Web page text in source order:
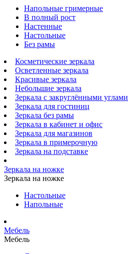
Напольные гримерные
В полный рост
Настенные
Настольные
Без рамы
Косметические зеркала
Осветленные зеркала
Красивые зеркала
Небольшие зеркала
Зеркала с закруглёнными углами
Зеркала для гостиниц
Зеркала без рамы
Зеркала в кабинет и офис
Зеркала для магазинов
Зеркала в примерочную
Зеркала на подставке
Зеркала на ножке
Зеркала на ножке
Настольные
Напольные
Мебель
Мебель